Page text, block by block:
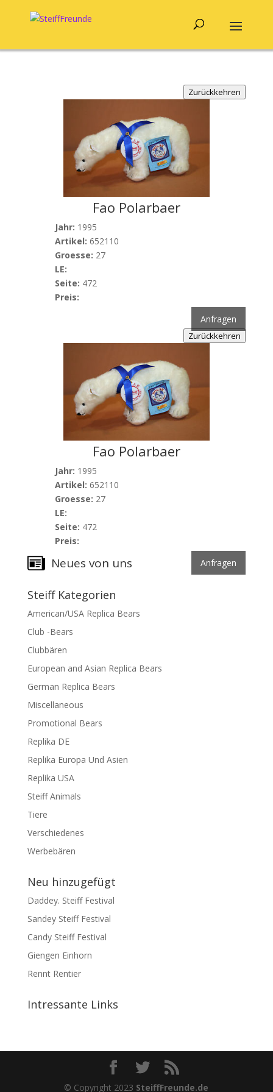
Zurückkehren
Fao Polarbaer
Jahr: 1995
Artikel: 652110
Groesse: 27
LE:
Seite: 472
Preis:
Anfragen
Zurückkehren
Fao Polarbaer
Jahr: 1995
Artikel: 652110
Groesse: 27
LE:
Seite: 472
Preis:
Anfragen
Neues von uns
Steiff Kategorien
American/USA Replica Bears
Club -Bears
Clubbären
European and Asian Replica Bears
German Replica Bears
Miscellaneous
Promotional Bears
Replika DE
Replika Europa Und Asien
Replika USA
Steiff Animals
Tiere
Verschiedenes
Werbebären
Neu hinzugefügt
Daddey. Steiff Festival
Sandey Steiff Festival
Candy Steiff Festival
Giengen Einhorn
Rennt Rentier
Intressante Links
© Copyright 2023 SteiffFreunde.de